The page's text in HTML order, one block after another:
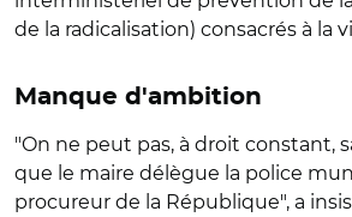
de la radicalisation) consacrés à la
Manque d'ambition
"On ne peut pas, à droit constant,
que le maire délègue la police
procureur de la République", a